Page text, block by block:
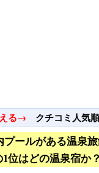
る→ クチコミ人気順
ールがある温泉
位はどの温泉宿か？